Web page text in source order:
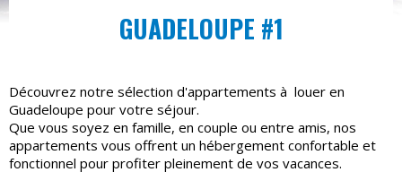
GUADELOUPE #1
Découvrez notre sélection d'appartements à louer en
Guadeloupe pour votre séjour.
Que vous soyez en famille, en couple ou entre amis, nos
appartements vous offrent un hébergement confortable et
fonctionnel pour profiter pleinement de vos vacances.